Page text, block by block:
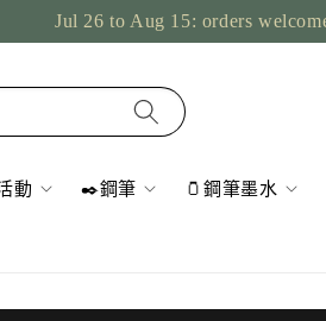
Jul 26 to Aug 15: orders
動 ✒️鋼筆 🫙鋼筆墨水